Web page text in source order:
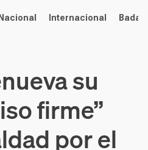
Nacional Internacional
su
firme”
por el